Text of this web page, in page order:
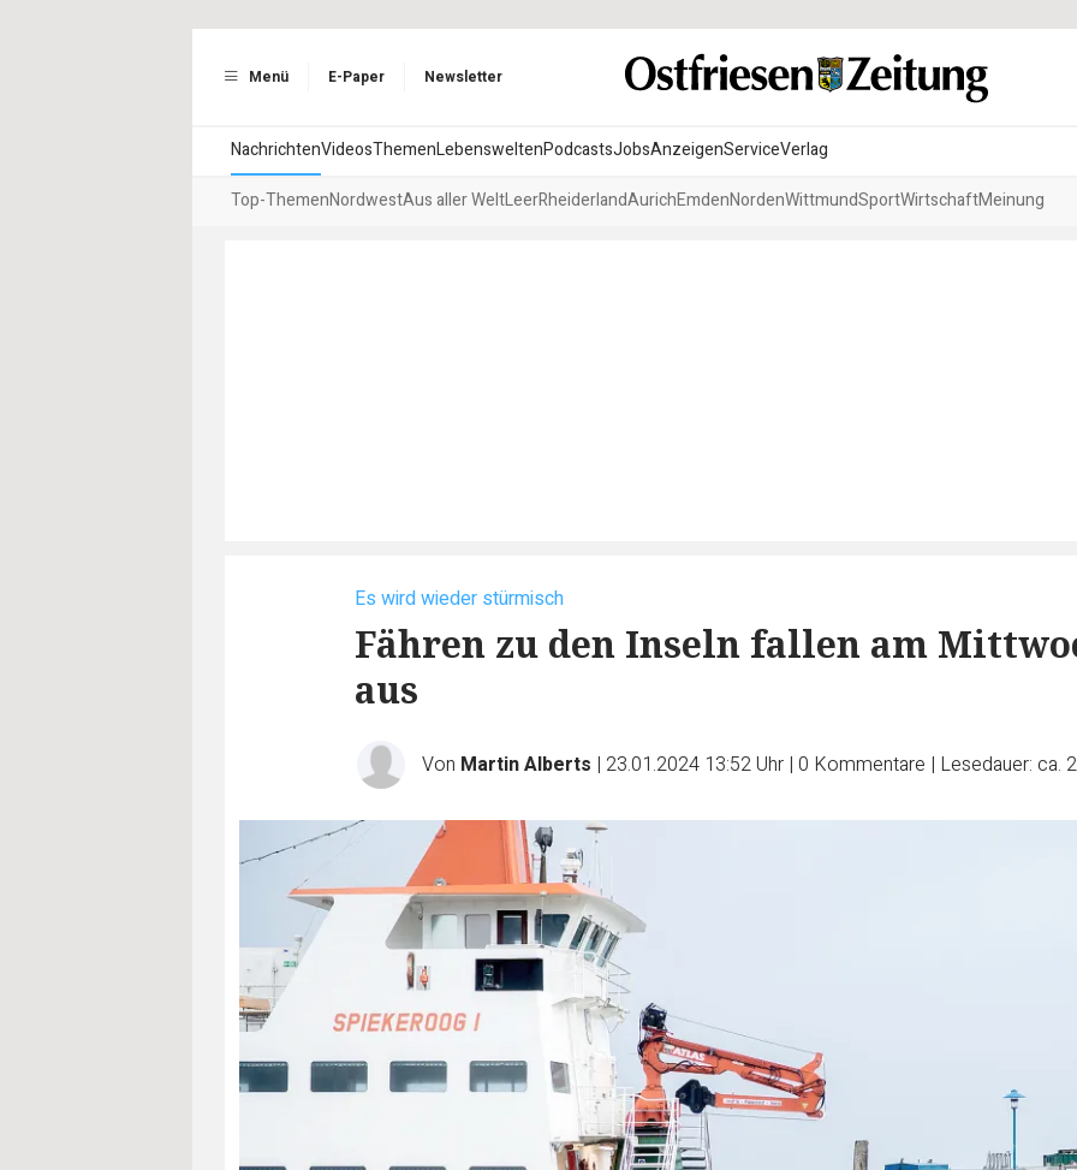
Menü E-Paper Newsletter
NachrichtenVideosThemenLebensweltenPodcastsJobsAnzeigenServiceVerlag
Top-ThemenNordwestAus aller WeltLeerRheiderlandAurichEmdenNordenWittmundSportWirtschaftMeinung
Es wird wieder stürmisch
Fähren zu den Inseln fallen am
aus
Von Martin Alberts | 23.01.2024 13:52 Uhr | 0 Kommentare | Lesedauer: ca.